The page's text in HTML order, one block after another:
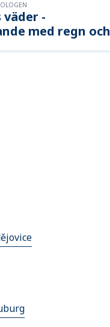
väder -
med regn och